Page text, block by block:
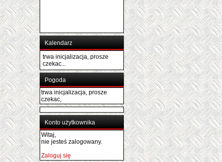
Kalendarz
trwa inicjalizacja, prosze
czekac...
Pogoda
trwa inicjalizacja, prosze
czekac,
Konto użytkownika
Witaj,
nie jesteś zalogowany.
Zaloguj się